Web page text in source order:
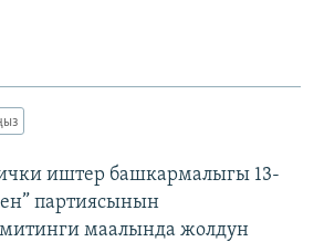
иштер башкармалыгы 13-
партиясынын
маалында жолдун